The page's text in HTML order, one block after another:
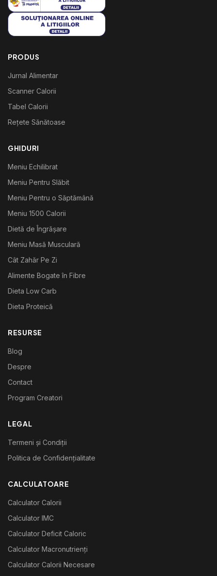
PRODUS
Jurnal Alimentar
Scanner Calorii
Tabel Calorii
Rețete Sănătoase
GHIDURI
Meniu Echilibrat
Meniu Pentru Slăbit
Meniu Pentru o Săptămână
Meniu 1500 Calorii
Dietă de Îngrășare
Meniu Masă Musculară
Cât Zahăr Pe Zi
Alimente Bogate în Fibre
Dieta Low Carb
Dieta Proteică
RESURSE
Blog
Despre
Contact
Program Creatori
LEGAL
Termeni și Condiții
Politica de Confidențialitate
CALCULATOARE
Calculator Calorii
Calculator IMC
Calculator Deficit Caloric
Calculator Macronutrienți
Calculator Calorii Necesare